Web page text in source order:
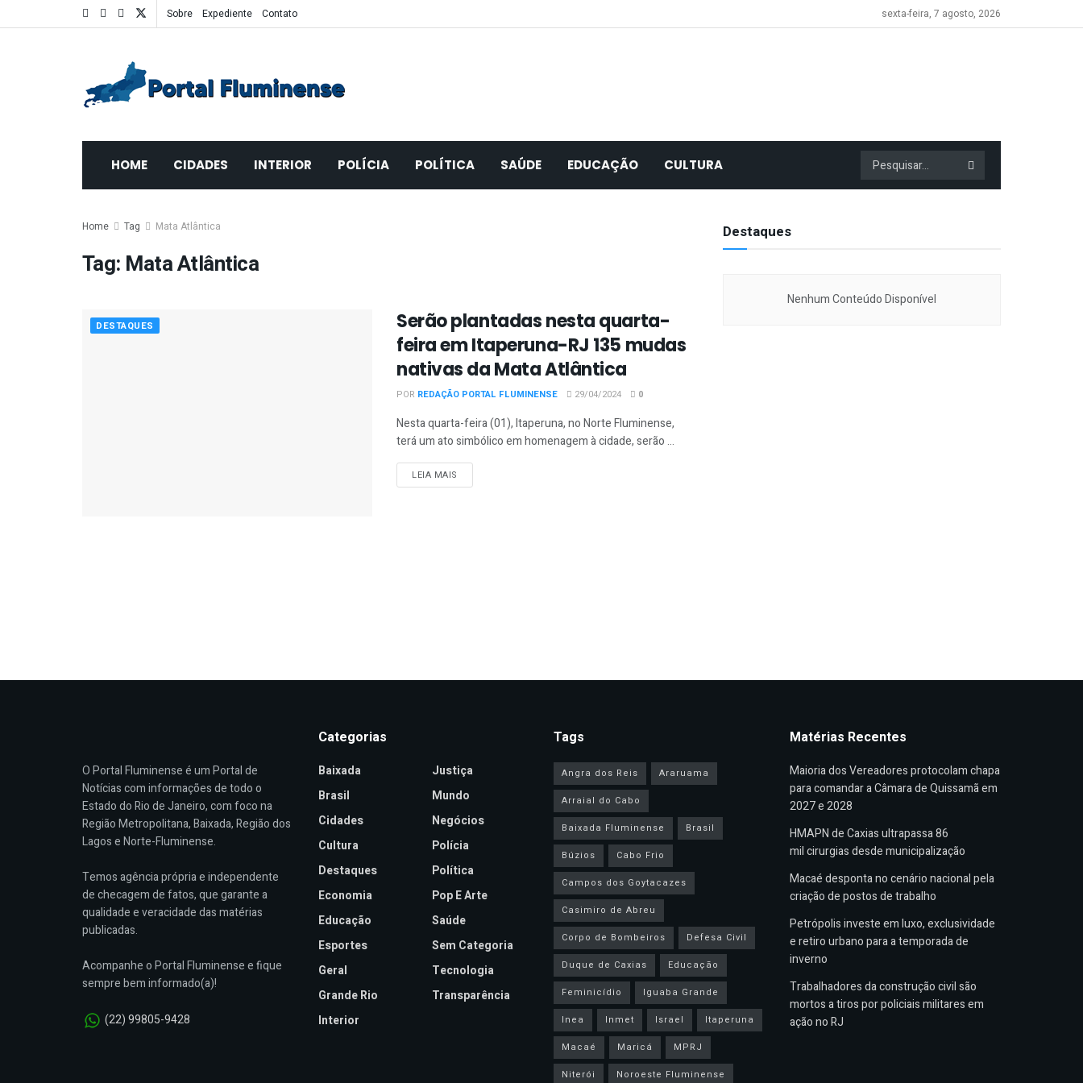
Sobre Expediente Contato sexta-feira, 7 agosto, 2026
HOME CIDADES INTERIOR POLÍCIA POLÍTICA SAÚDE EDUCAÇÃO CULTURA
Home Tag Mata Atlântica
Tag: Mata Atlântica
DESTAQUES
Serão plantadas nesta quarta-
feira em Itaperuna-RJ 135 mudas
nativas da Mata Atlântica
POR REDAÇÃO PORTAL FLUMINENSE 29/04/2024 0
Nesta quarta-feira (01), Itaperuna, no Norte Fluminense,
terá um ato simbólico em homenagem à cidade, serão ...
LEIA MAIS
Destaques
Nenhum Conteúdo Disponível
O Portal Fluminense é um Portal de
Notícias com informações de todo o
Estado do Rio de Janeiro, com foco na
Região Metropolitana, Baixada, Região dos
Lagos e Norte-Fluminense.
Temos agência própria e independente
de checagem de fatos, que garante a
qualidade e veracidade das matérias
publicadas.
Acompanhe o Portal Fluminense e fique
sempre bem informado(a)!
(22) 99805-9428
Categorias
Baixada
Brasil
Cidades
Cultura
Destaques
Economia
Educação
Esportes
Geral
Grande Rio
Interior
Justiça
Mundo
Negócios
Polícia
Política
Pop E Arte
Saúde
Sem Categoria
Tecnologia
Transparência
Tags
Angra dos Reis
Araruama
Arraial do Cabo
Baixada Fluminense
Brasil
Búzios
Cabo Frio
Campos dos Goytacazes
Casimiro de Abreu
Corpo de Bombeiros
Defesa Civil
Duque de Caxias
Educação
Feminicídio
Iguaba Grande
Inea
Inmet Israel
Itaperuna
Macaé
Maricá
MPRJ
Niterói
Noroeste Fluminense
Matérias Recentes
Maioria dos Vereadores protocolam chapa
para comandar a Câmara de Quissamã em
2027 e 2028
HMAPN de Caxias ultrapassa 86
mil cirurgias desde municipalização
Macaé desponta no cenário nacional pela
criação de postos de trabalho
Petrópolis investe em luxo, exclusividade
e retiro urbano para a temporada de
inverno
Trabalhadores da construção civil são
mortos a tiros por policiais militares em
ação no RJ